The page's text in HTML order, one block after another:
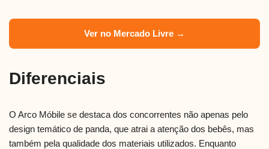
Ver no Mercado Livre →
Diferenciais
O Arco Móbile se destaca dos concorrentes não apenas pelo
design temático de panda, que atrai a atenção dos bebês, mas
também pela qualidade dos materiais utilizados. Enquanto